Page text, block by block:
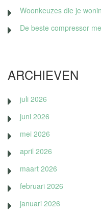
Woonkeuzes die je
De beste compressor
ARCHIEVEN
juli 2026
juni 2026
mei 2026
april 2026
maart 2026
februari 2026
januari 2026